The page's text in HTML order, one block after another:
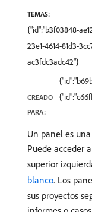
TEMAS:
{"id":"b3f03848-
23e1-4614-81d3-
ac3fdc3adc42"}
CREADO
PARA:
Un panel es
Puede acceder
superior
blanco. Los
sus proyectos